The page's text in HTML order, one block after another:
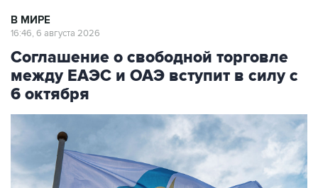
В МИРЕ
16:46, 6 августа 2026
Соглашение о свободной торговле
между ЕАЭС и ОАЭ вступит в силу с
6 октября